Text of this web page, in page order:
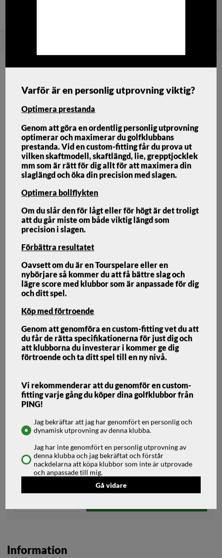
Ping ChipR LE
PING
PING CHIPR LE
Framtagen för kvinnliga golfare som kanske saknar lite
2 099
1 999kr
Välj Fattning
Information
Varför är en personlig utprovning viktig?
Optimera prestanda
Genom att göra en ordentlig personlig utprovning
optimerar och maximerar du golfklubbans
prestanda. Vid en custom-fitting får du prova ut
vilken skaftmodell, skaftlängd, lie, grepptjocklek
mm som är rätt för dig allt för att maximera din
slaglängd och öka din precision med slagen.
Optimera bollflykten
Om du slår den för lågt eller för högt är det troligt
att du går miste om både viktig längd som
precision i slagen.
Förbättra resultatet
Oavsett om du är en Tourspelare eller en
nybörjare så kommer du att få bättre slag och
lägre score med klubbor som är anpassade för dig
och ditt spel.
Köp med förtroende
Genom att genomföra en custom-fitting vet du att
du får de rätta specifikationerna för just dig och
att klubborna du investerar i kommer ge dig
förtroende och ta ditt spel till en ny nivå.
Vi rekommenderar att du genomför en custom-
fitting varje gång du köper dina golfklubbor från
PING!
Jag bekräftar att jag har genomfört en personlig och
dynamisk utprovning av denna klubba.
Jag har inte genomfört en personlig utprovning av
denna klubba och jag bekräftat och förstår
nackdelarna att köpa klubbor som inte är utprovade
och anpassade till mig.
Gå vidare